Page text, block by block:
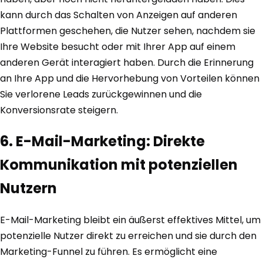
kann durch das Schalten von Anzeigen auf anderen
Plattformen geschehen, die Nutzer sehen, nachdem sie
Ihre Website besucht oder mit Ihrer App auf einem
anderen Gerät interagiert haben. Durch die Erinnerung
an Ihre App und die Hervorhebung von Vorteilen können
Sie verlorene Leads zurückgewinnen und die
Konversionsrate steigern.
6. E-Mail-Marketing: Direkte
Kommunikation mit potenziellen
Nutzern
E-Mail-Marketing bleibt ein äußerst effektives Mittel, um
potenzielle Nutzer direkt zu erreichen und sie durch den
Marketing-Funnel zu führen. Es ermöglicht eine